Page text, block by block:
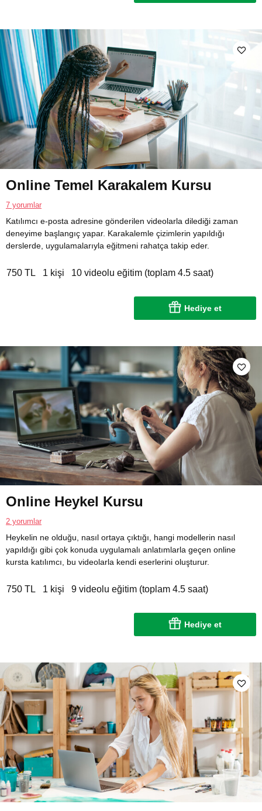
Online Temel Karakalem Kursu
7 yorumlar
Katılımcı e-posta adresine gönderilen videolarla dilediği zaman
deneyime başlangıç yapar. Karakalemle çizimlerin yapıldığı
derslerde, uygulamalarıyla eğitmeni rahatça takip eder.
750 TL 1 kişi 10 videolu eğitim (toplam 4.5 saat)
Hediye et
Online Heykel Kursu
2 yorumlar
Heykelin ne olduğu, nasıl ortaya çıktığı, hangi modellerin nasıl
yapıldığı gibi çok konuda uygulamalı anlatımlarla geçen online
kursta katılımcı, bu videolarla kendi eserlerini oluşturur.
750 TL 1 kişi 9 videolu eğitim (toplam 4.5 saat)
Hediye et